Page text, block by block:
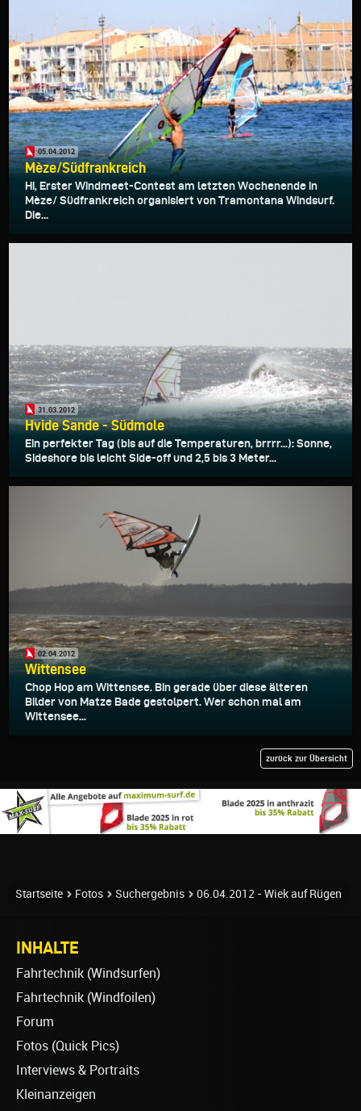
05.04.2012
Mèze/Südfrankreich
Hi, Erster Windmeet-Contest am letzten Wochenende in
Mèze/ Südfrankreich organisiert von Tramontana Windsurf.
Die...
31.03.2012
Hvide Sande - Südmole
Ein perfekter Tag (bis auf die Temperaturen, brrrr...): Sonne,
Sideshore bis leicht Side-off und 2,5 bis 3 Meter...
02.04.2012
Wittensee
Chop Hop am Wittensee. Bin gerade über diese älteren
Bilder von Matze Bade gestolpert. Wer schon mal am
Wittensee...
zurück zur Übersicht
Startseite Fotos Suchergebnis 06.04.2012 - Wiek auf Rügen
INHALTE
Fahrtechnik (Windsurfen)
Fahrtechnik (Windfoilen)
Forum
Fotos (Quick Pics)
Interviews & Portraits
Kleinanzeigen